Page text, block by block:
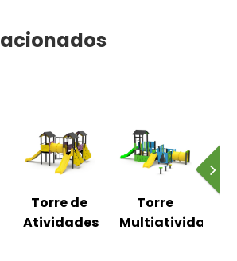
Torre de
Atividades
Torre
Multiatividades